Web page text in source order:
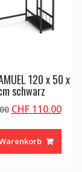
120 x 50 x
schwarz
Ursprünglicher
war:
CHF 137.00
CHF110.00